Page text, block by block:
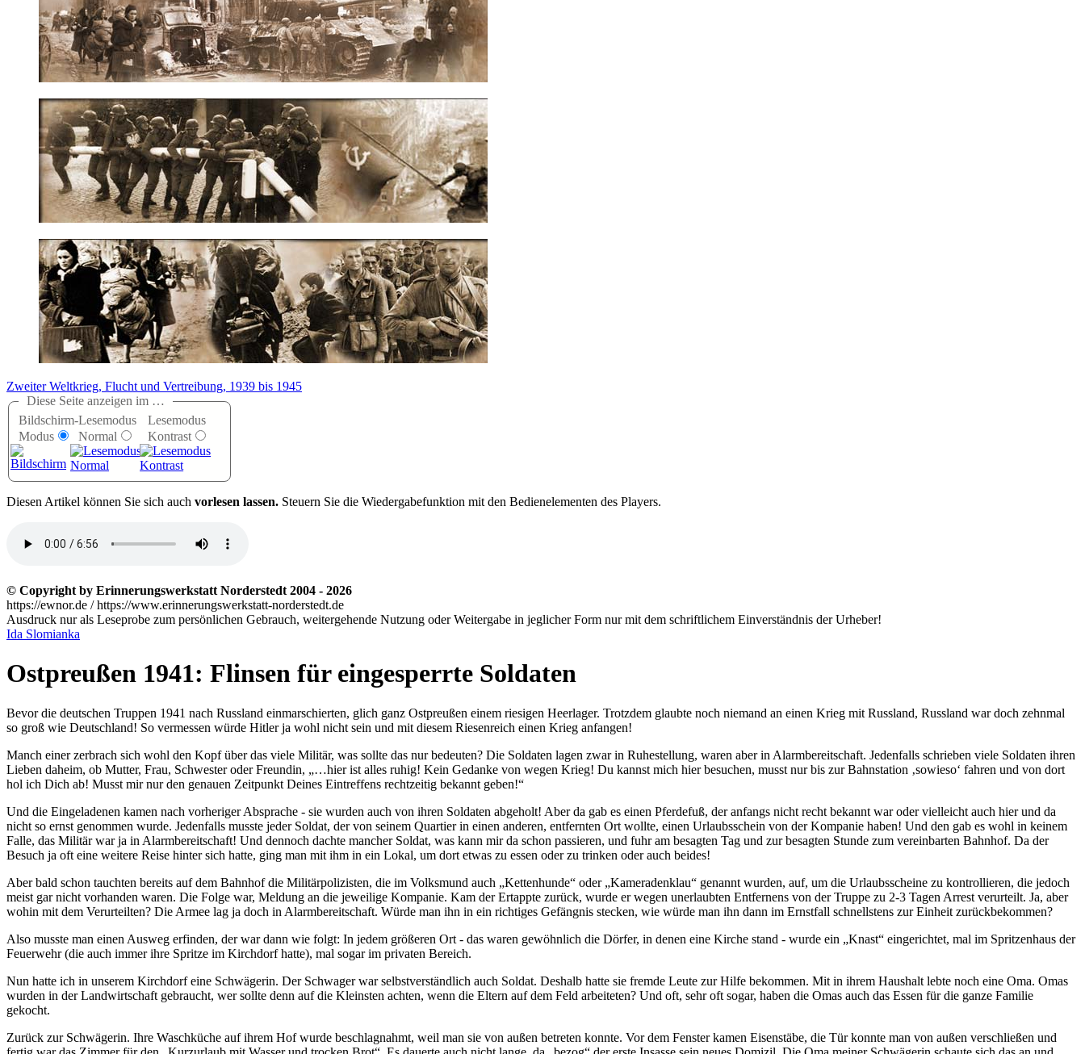
Zweiter Weltkrieg, Flucht und Vertreibung, 1939 bis 1945
Diese Seite anzeigen im …
Bildschirm-
Modus
Lesemodus
Normal
Lesemodus
Kontrast
Diesen Artikel können Sie sich auch vorlesen lassen. Steuern Sie die Wiedergabefunktion mit den Bedienelementen des Players.
© Copyright by Erinnerungswerkstatt Norderstedt 2004 - 2026
https://ewnor.de / https://www.erinnerungswerkstatt-norderstedt.de
Ausdruck nur als Leseprobe zum persönlichen Gebrauch, weitergehende Nutzung oder Weitergabe in jeglicher Form nur mit dem schriftlichem Einverständnis der Urheber!
Ida Slomianka
Ostpreußen 1941: Flinsen für eingesperrte Soldaten
Bevor die deutschen Truppen 1941 nach Russland einmarschierten, glich ganz Ostpreußen einem riesigen Heerlager. Trotzdem glaubte noch niemand an einen Krieg mit Russland, Russland war doch zehnmal
so groß wie Deutschland! So vermessen würde Hitler ja wohl nicht sein und mit diesem Riesenreich einen Krieg anfangen!
Manch einer zerbrach sich wohl den Kopf über das viele Militär, was sollte das nur bedeuten? Die Soldaten lagen zwar in Ruhestellung, waren aber in Alarmbereitschaft. Jedenfalls schrieben viele Soldaten ihren
Lieben daheim, ob Mutter, Frau, Schwester oder Freundin,
…hier ist alles ruhig! Kein Gedanke von wegen Krieg! Du kannst mich hier besuchen, musst nur bis zur Bahnstation sowieso fahren und von dort
hol ich Dich ab! Musst mir nur den genauen Zeitpunkt Deines Eintreffens rechtzeitig bekannt geben!
Und die Eingeladenen kamen nach vorheriger Absprache - sie wurden auch von ihren Soldaten abgeholt! Aber da gab es einen Pferdefuß, der anfangs nicht recht bekannt war oder vielleicht auch hier und da
nicht so ernst genommen wurde. Jedenfalls musste jeder Soldat, der von seinem Quartier in einen anderen, entfernten Ort wollte, einen Urlaubsschein von der Kompanie haben! Und den gab es wohl in keinem
Falle, das Militär war ja in Alarmbereitschaft! Und dennoch dachte mancher Soldat, was kann mir da schon passieren, und fuhr am besagten Tag und zur besagten Stunde zum vereinbarten Bahnhof. Da der
Besuch ja oft eine weitere Reise hinter sich hatte, ging man mit ihm in ein Lokal, um dort etwas zu essen oder zu trinken oder auch beides!
Aber bald schon tauchten bereits auf dem Bahnhof die Militärpolizisten, die im Volksmund auch
Kettenhunde oder Kameradenklau
genannt wurden, auf, um die Urlaubsscheine zu kontrollieren, die jedoch
meist gar nicht vorhanden waren. Die Folge war, Meldung an die jeweilige Kompanie. Kam der Ertappte zurück, wurde er wegen unerlaubten Entfernens von der Truppe zu 2-3 Tagen Arrest verurteilt. Ja, aber
wohin mit dem Verurteilten? Die Armee lag ja doch in Alarmbereitschaft. Würde man ihn in ein richtiges Gefängnis stecken, wie würde man ihn dann im Ernstfall schnellstens zur Einheit zurückbekommen?
Also musste man einen Ausweg erfinden, der war dann wie folgt: In jedem größeren Ort - das waren gewöhnlich die Dörfer, in denen eine Kirche stand - wurde ein
Knast
eingerichtet, mal im Spritzenhaus der
Feuerwehr (die auch immer ihre Spritze im Kirchdorf hatte), mal sogar im privaten Bereich.
Nun hatte ich in unserem Kirchdorf eine Schwägerin. Der Schwager war selbstverständlich auch Soldat. Deshalb hatte sie fremde Leute zur Hilfe bekommen. Mit in ihrem Haushalt lebte noch eine Oma. Omas
wurden in der Landwirtschaft gebraucht, wer sollte denn auf die Kleinsten achten, wenn die Eltern auf dem Feld arbeiteten? Und oft, sehr oft sogar, haben die Omas auch das Essen für die ganze Familie
gekocht.
Zurück zur Schwägerin. Ihre Waschküche auf ihrem Hof wurde beschlagnahmt, weil man sie von außen betreten konnte. Vor dem Fenster kamen Eisenstäbe, die Tür konnte man von außen verschließen und